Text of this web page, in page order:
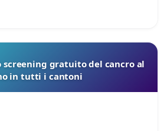
screening gratuito del cancro al
in tutti i cantoni